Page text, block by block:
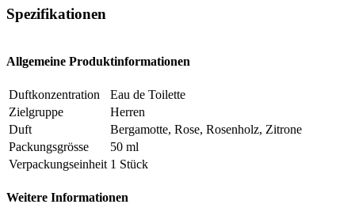
Falsche Daten melden
Spezifikationen
Allgemeine Produktinformationen
Duftkonzentration
Eau de Toilette
Zielgruppe
Herren
Duft
Bergamotte, Rose, Rosenholz, Zitrone
Packungsgrösse
50 ml
Verpackungseinheit 1 Stück
Weitere Informationen